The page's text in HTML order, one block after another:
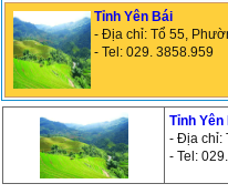
Tỉnh Yên Bái
- Địa chỉ: Tổ 55,
- Tel: 029. 3858.959
Tỉnh Yên
- Địa chỉ:
- Tel: